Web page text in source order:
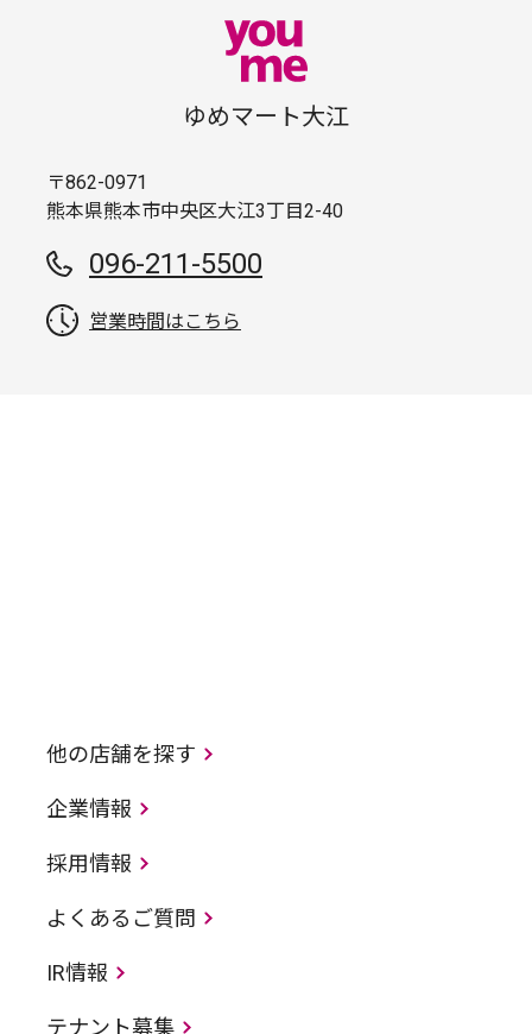
ゆめマート大江
〒862-0971
熊本県熊本市中央区大江3丁目2-40
096-211-5500
営業時間はこちら
他の店舗を探す
企業情報
採用情報
よくあるご質問
IR情報
テナント募集